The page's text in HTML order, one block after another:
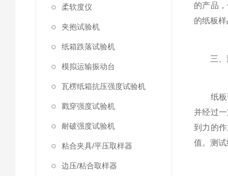
柔软度仪
夹抱试验机
纸箱跌落试验机
模拟运输振动台
瓦楞纸箱抗压强度试验机
戳穿强度试验机
耐破强度试验机
粘合夹具/平压取样器
边压/粘合取样器
的产品
的纸板
三、
纸板弯
并经过
到力的
值。测